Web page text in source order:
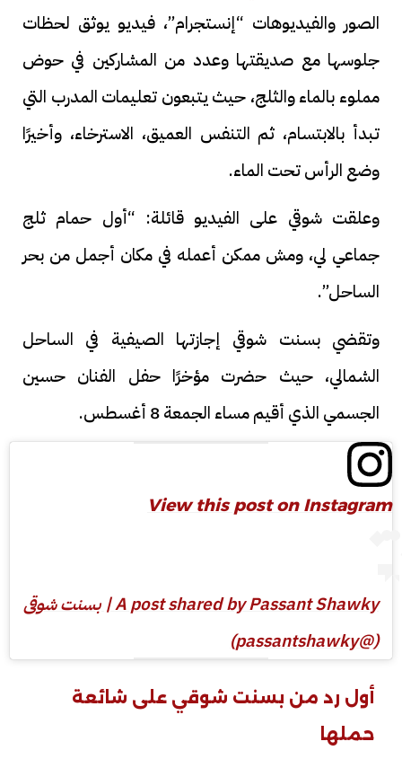
الصور والفيديوهات “إنستجرام”، فيديو يوثق لحظات
جلوسها مع صديقتها وعدد من المشاركين في حوض
مملوء بالماء والثلج، حيث يتبعون تعليمات المدرب التي
تبدأ بالابتسام، ثم التنفس العميق، الاسترخاء، وأخيرًا
وضع الرأس تحت الماء.
وعلقت شوقي على الفيديو قائلة: “أول حمام ثلج
جماعي لي، ومش ممكن أعمله في مكان أجمل من بحر
الساحل”.
وتقضي بسنت شوقي إجازتها الصيفية في الساحل
الشمالي، حيث حضرت مؤخرًا حفل الفنان حسين
الجسمي الذي أقيم مساء الجمعة 8 أغسطس.
View this post on Instagram
A post shared by Passant Shawky | بسنت شوقى
(@passantshawky)
أول رد من بسنت شوقي على شائعة
حملها